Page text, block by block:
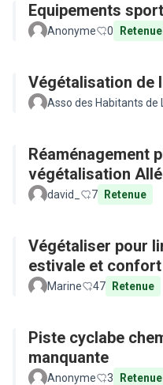
Equipements
Anonyme 0 Retenue
Végétalisation de
Asso des Habitants
Réaménagement
végétalisation
david_ 7 Retenue
Végétaliser pour
estivale et
Marine 47 Retenue
Piste cyclabe
manquante
Anonyme 3 Retenue